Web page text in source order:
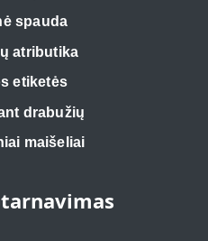
spauda
atributika
etiketės
drabužių
maišeliai